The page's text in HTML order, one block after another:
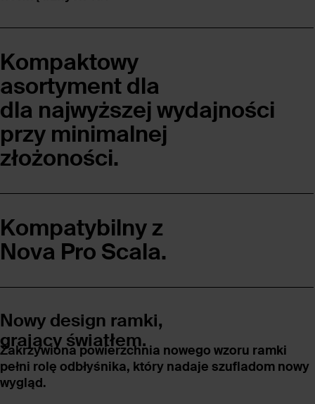
Kompaktowy
asortyment dla
dla najwyższej wydajności
przy minimalnej
złożoności.
Kompatybilny z
Nova Pro Scala.
Nowy design ramki,
grający światłem.
Zakrzywiona powierzchnia nowego wzoru ramki
pełni rolę odbłyśnika, który nadaje szufladom nowy
wygląd.